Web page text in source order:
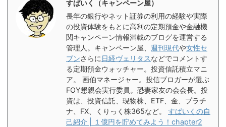
すぱいく（キャンペーン屋）
長年の銀行やネット証券の利用の経験や実際
の投資体験をもとに高利の定期預金や金融機
関キャンペーン情報満載のブログを運営する
管理人。キャンペーン屋、 週刊現代や女性セ
ブンさらに 日経ヴェリタスなどでコメントす
る定期預金ウォッチャー。投資信託積立マニ
ア。 画伯マネージャー。投信ブロガーが選ぶ
FOY懇親会実行委員。恐妻家友の会会長。投
資は、投資信託、現物株、ETF、金、プラチ
ナ、FX、くりっく株365など。 すぱいくの自
己紹介 | １億円を貯めてみよう！chapter2